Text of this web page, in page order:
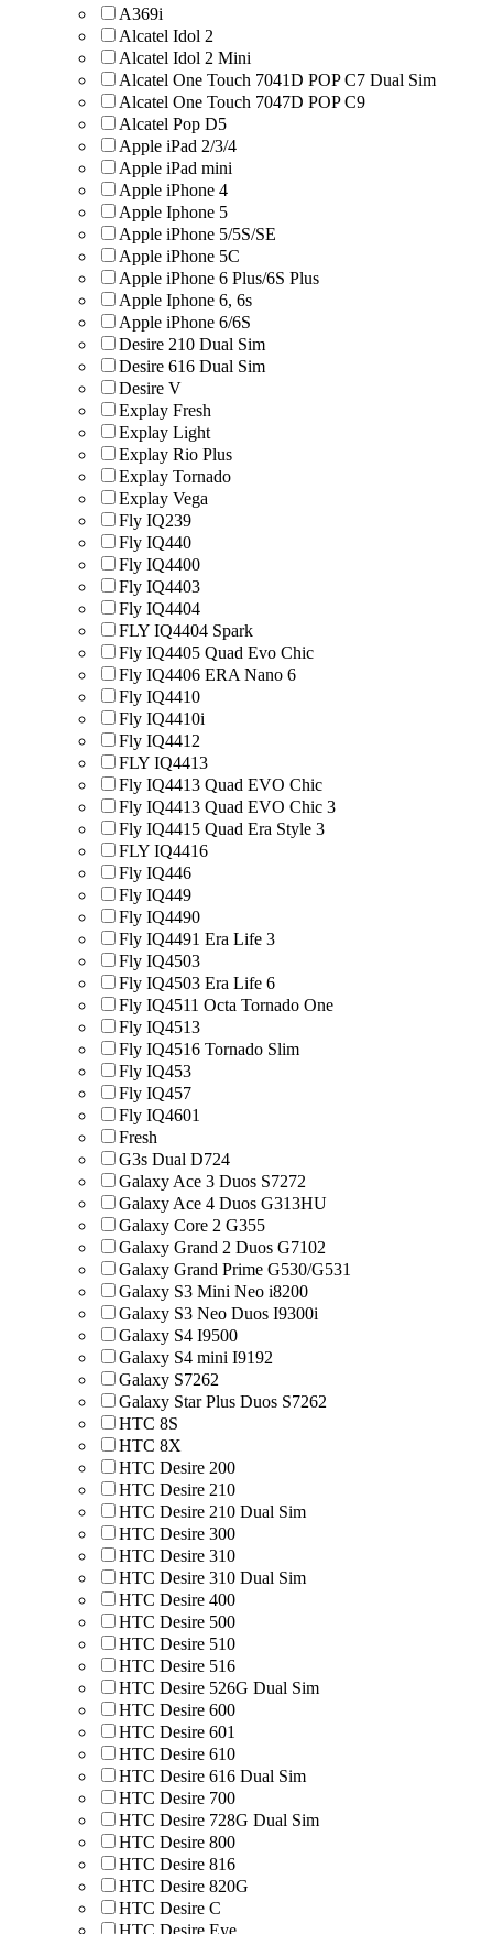
A369i
Alcatel Idol 2
Alcatel Idol 2 Mini
Alcatel One Touch 7041D POP C7 Dual Sim
Alcatel One Touch 7047D POP C9
Alcatel Pop D5
Apple iPad 2/3/4
Apple iPad mini
Apple iPhone 4
Apple Iphone 5
Apple iPhone 5/5S/SE
Apple iPhone 5C
Apple iPhone 6 Plus/6S Plus
Apple Iphone 6, 6s
Apple iPhone 6/6S
Desire 210 Dual Sim
Desire 616 Dual Sim
Desire V
Explay Fresh
Explay Light
Explay Rio Plus
Explay Tornado
Explay Vega
Fly IQ239
Fly IQ440
Fly IQ4400
Fly IQ4403
Fly IQ4404
FLY IQ4404 Spark
Fly IQ4405 Quad Evo Chic
Fly IQ4406 ERA Nano 6
Fly IQ4410
Fly IQ4410i
Fly IQ4412
FLY IQ4413
Fly IQ4413 Quad EVO Chic
Fly IQ4413 Quad EVO Chic 3
Fly IQ4415 Quad Era Style 3
FLY IQ4416
Fly IQ446
Fly IQ449
Fly IQ4490
Fly IQ4491 Era Life 3
Fly IQ4503
Fly IQ4503 Era Life 6
Fly IQ4511 Octa Tornado One
Fly IQ4513
Fly IQ4516 Tornado Slim
Fly IQ453
Fly IQ457
Fly IQ4601
Fresh
G3s Dual D724
Galaxy Ace 3 Duos S7272
Galaxy Ace 4 Duos G313HU
Galaxy Core 2 G355
Galaxy Grand 2 Duos G7102
Galaxy Grand Prime G530/G531
Galaxy S3 Mini Neo i8200
Galaxy S3 Neo Duos I9300i
Galaxy S4 I9500
Galaxy S4 mini I9192
Galaxy S7262
Galaxy Star Plus Duos S7262
HTC 8S
HTC 8Х
HTC Desire 200
HTC Desire 210
HTC Desire 210 Dual Sim
HTC Desire 300
HTC Desire 310
HTC Desire 310 Dual Sim
HTC Desire 400
HTC Desire 500
HTC Desire 510
HTC Desire 516
HTC Desire 526G Dual Sim
HTC Desire 600
HTC Desire 601
HTC Desire 610
HTC Desire 616 Dual Sim
HTC Desire 700
HTC Desire 728G Dual Sim
HTC Desire 800
HTC Desire 816
HTC Desire 820G
HTC Desire C
HTC Desire Eye